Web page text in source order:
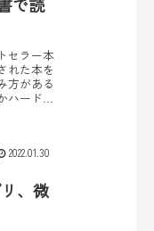
セラー本
れた本を
方がある
ードル
2022.01.30
、微